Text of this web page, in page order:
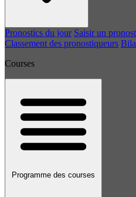
Pronostics du jour Saisir un
Classement des pronostiqueurs
Courses
Programme des courses